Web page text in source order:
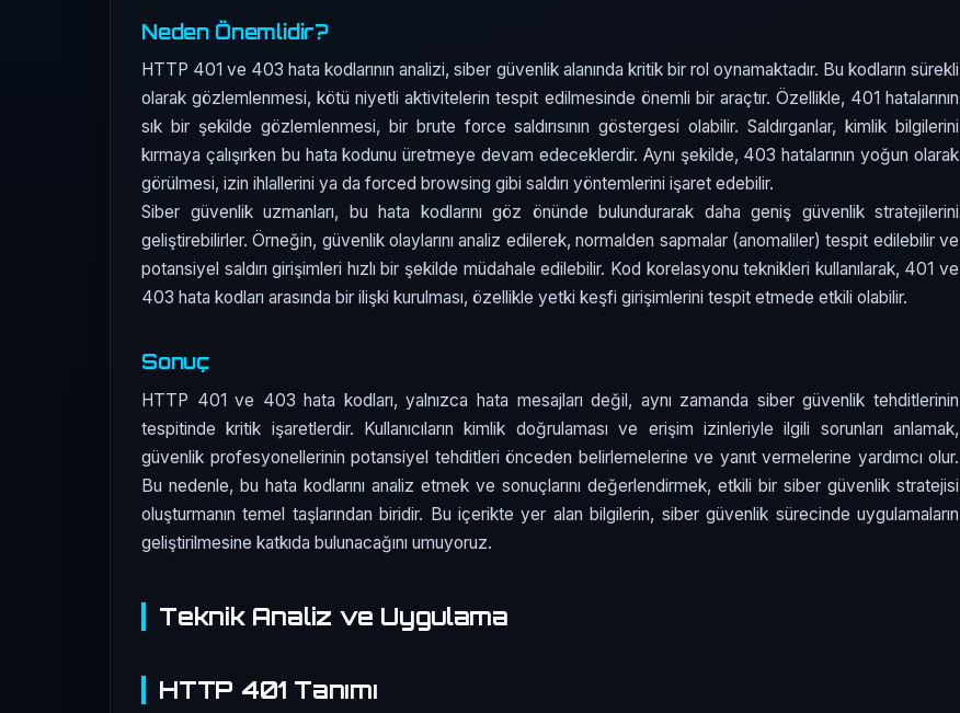
Neden Önemlidir?
HTTP 401 ve 403 hata kodlarının analizi, siber güvenlik alanında kritik bir rol oynamaktadır. Bu kodların sürekli
olarak gözlemlenmesi, kötü niyetli aktivitelerin tespit edilmesinde önemli bir araçtır. Özellikle, 401 hatalarının
sık bir şekilde gözlemlenmesi, bir brute force saldırısının göstergesi olabilir. Saldırganlar, kimlik bilgilerini
kırmaya çalışırken bu hata kodunu üretmeye devam edeceklerdir. Aynı şekilde, 403 hatalarının yoğun olarak
görülmesi, izin ihlallerini ya da forced browsing gibi saldırı yöntemlerini işaret edebilir.
Siber güvenlik uzmanları, bu hata kodlarını göz önünde bulundurarak daha geniş güvenlik stratejilerini
geliştirebilirler. Örneğin, güvenlik olaylarını analiz edilerek, normalden sapmalar (anomaliler) tespit edilebilir ve
potansiyel saldırı girişimleri hızlı bir şekilde müdahale edilebilir. Kod korelasyonu teknikleri kullanılarak, 401 ve
403 hata kodları arasında bir ilişki kurulması, özellikle yetki keşfi girişimlerini tespit etmede etkili olabilir.
Sonuç
HTTP 401 ve 403 hata kodları, yalnızca hata mesajları değil, aynı zamanda siber güvenlik tehditlerinin
tespitinde kritik işaretlerdir. Kullanıcıların kimlik doğrulaması ve erişim izinleriyle ilgili sorunları anlamak,
güvenlik profesyonellerinin potansiyel tehditleri önceden belirlemelerine ve yanıt vermelerine yardımcı olur.
Bu nedenle, bu hata kodlarını analiz etmek ve sonuçlarını değerlendirmek, etkili bir siber güvenlik stratejisi
oluşturmanın temel taşlarından biridir. Bu içerikte yer alan bilgilerin, siber güvenlik sürecinde uygulamaların
geliştirilmesine katkıda bulunacağını umuyoruz.
Teknik Analiz ve Uygulama
HTTP 401 Tanımı